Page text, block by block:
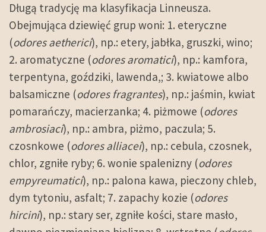
Długą tradycję ma klasyfikacja Linneusza.
Obejmująca dziewięć grup woni: 1. eteryczne
(odores aetherici), np.: etery, jabłka, gruszki, wino;
2. aromatyczne (odores aromatici), np.: kamfora,
terpentyna, goździki, lawenda,; 3. kwiatowe albo
balsamiczne (odores fragrantes), np.: jaśmin, kwiat
pomarańczy, macierzanka; 4. piżmowe (odores
ambrosiaci), np.: ambra, piżmo, paczula; 5.
czosnkowe (odores alliacei), np.: cebula, czosnek,
chlor, zgniłe ryby; 6. wonie spalenizny (odores
empyreumatici), np.: palona kawa, pieczony chleb,
dym tytoniu, asfalt; 7. zapachy kozie (odores
hircini), np.: stary ser, zgniłe kości, stare masło,